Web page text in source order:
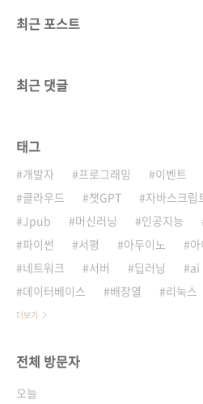
최근 포스트
최근 댓글
태그
개발자 프로그래밍 이벤트
클라우드
챗GPT 자바스크립
Jpub
머신러닝 인공지능
파이썬
서평 아두이노
네트워크
서버 딥러닝 ai
데이터베이스
배장열 리눅스
더보기
전체 방문자
오늘